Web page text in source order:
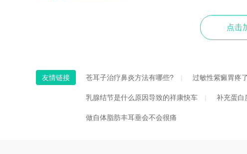
点击
友情链接 苍耳子治疗鼻炎方法有哪些? 过敏性紫癜胃疼
乳腺结节是什么原因导致的祥康快车 补充蛋白
做自体脂肪丰耳垂会不会很痛